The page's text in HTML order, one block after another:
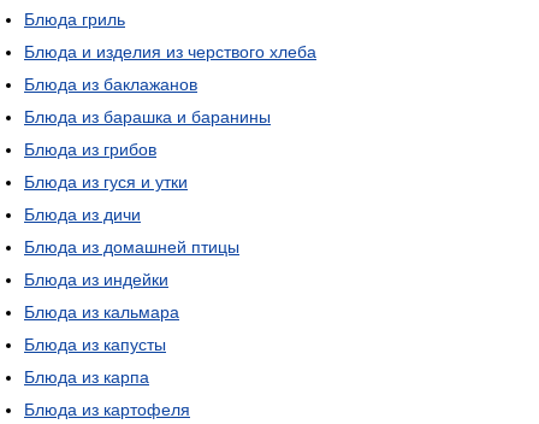
Блюда гриль
Блюда и изделия из черствого хлеба
Блюда из баклажанов
Блюда из барашка и баранины
Блюда из грибов
Блюда из гуся и утки
Блюда из дичи
Блюда из домашней птицы
Блюда из индейки
Блюда из кальмара
Блюда из капусты
Блюда из карпа
Блюда из картофеля